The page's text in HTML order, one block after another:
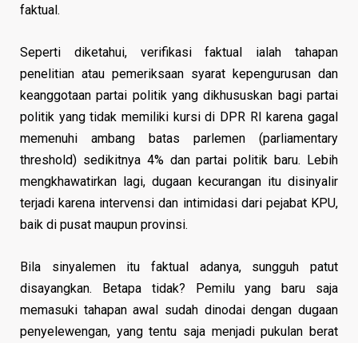
faktual.
Seperti diketahui, verifikasi faktual ialah tahapan
penelitian atau pemeriksaan syarat kepengurusan dan
keanggotaan partai politik yang dikhususkan bagi partai
politik yang tidak memiliki kursi di DPR RI karena gagal
memenuhi ambang batas parlemen (parliamentary
threshold) sedikitnya 4% dan partai politik baru. Lebih
mengkhawatirkan lagi, dugaan kecurangan itu disinyalir
terjadi karena intervensi dan intimidasi dari pejabat KPU,
baik di pusat maupun provinsi.
Bila sinyalemen itu faktual adanya, sungguh patut
disayangkan. Betapa tidak? Pemilu yang baru saja
memasuki tahapan awal sudah dinodai dengan dugaan
penyelewengan, yang tentu saja menjadi pukulan berat